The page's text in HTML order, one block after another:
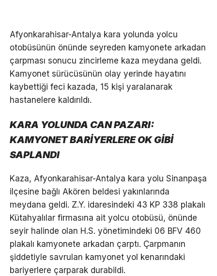
Afyonkarahisar-Antalya kara yolunda yolcu
otobüsünün önünde seyreden kamyonete arkadan
çarpması sonucu zincirleme kaza meydana geldi.
Kamyonet sürücüsünün olay yerinde hayatını
kaybettiği feci kazada, 15 kişi yaralanarak
hastanelere kaldırıldı.
KARA YOLUNDA CAN PAZARI:
KAMYONET BARİYERLERE OK GİBİ
SAPLANDI
Kaza, Afyonkarahisar-Antalya kara yolu Sinanpaşa
ilçesine bağlı Akören beldesi yakınlarında
meydana geldi. Z.Y. idaresindeki 43 KP 338 plakalı
Kütahyalılar firmasına ait yolcu otobüsü, önünde
seyir halinde olan H.S. yönetimindeki 06 BFV 460
plakalı kamyonete arkadan çarptı. Çarpmanın
şiddetiyle savrulan kamyonet yol kenarındaki
bariyerlere çarparak durabildi.